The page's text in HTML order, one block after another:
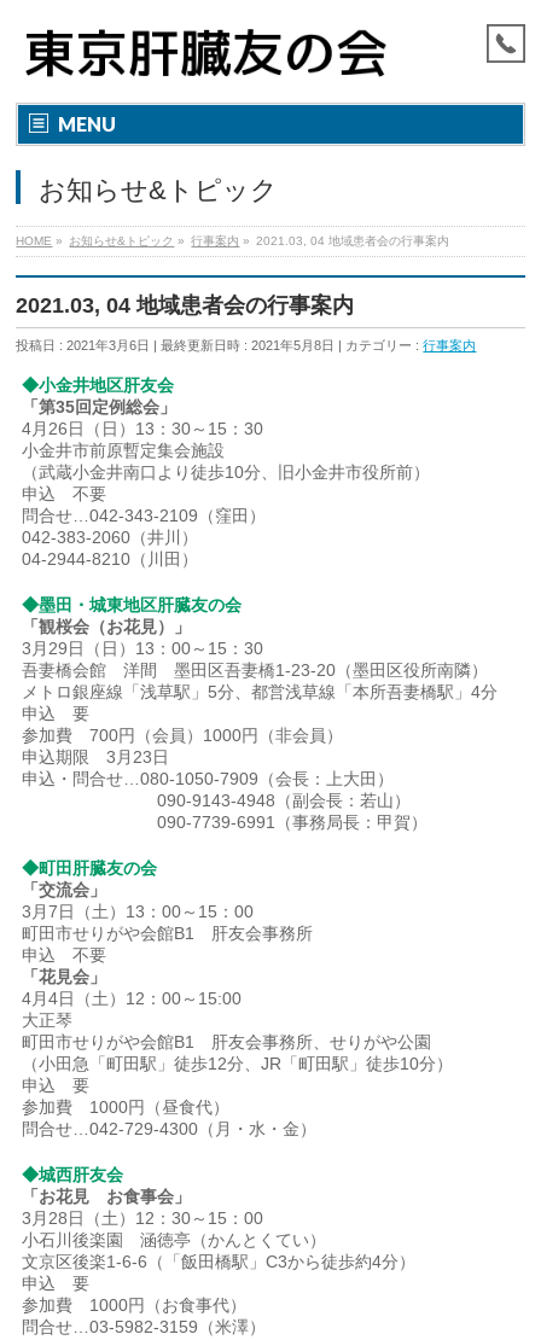
MENU
お知らせ&トピック
HOME » お知らせ&トピック » 行事案内 » 2021.03, 04 地域患者会の行事案内
2021.03, 04 地域患者会の行事案内
投稿日 : 2021年3月6日 最終更新日時 : 2021年5月8日 カテゴリー :行事案内
◆小金井地区肝友会
「第35回定例総会」
4月26日（日）13：30～15：30
小金井市前原暫定集会施設
（武蔵小金井南口より徒歩10分、旧小金井市役所前）
申込 不要
問合せ…042-343-2109（窪田）
042-383-2060（井川）
04-2944-8210（川田）
◆墨田・城東地区肝臓友の会
「観桜会（お花見）」
3月29日（日）13：00～15：30
吾妻橋会館 洋間 墨田区吾妻橋1-23-20（墨田区役所南隣）
メトロ銀座線「浅草駅」5分、都営浅草線「本所吾妻橋駅」4分
申込 要
参加費 700円（会員）1000円（非会員）
申込期限 3月23日
申込・問合せ…080-1050-7909（会長：上大田）
090-9143-4948（副会長：若山）
090-7739-6991（事務局長：甲賀）
◆町田肝臓友の会
「交流会」
3月7日（土）13：00～15：00
町田市せりがや会館B1 肝友会事務所
申込 不要
「花見会」
4月4日（土）12：00～15:00
大正琴
町田市せりがや会館B1 肝友会事務所、せりがや公園
（小田急「町田駅」徒歩12分、JR「町田駅」徒歩10分）
申込 要
参加費 1000円（昼食代）
問合せ…042-729-4300（月・水・金）
◆城西肝友会
「お花見 お食事会」
3月28日（土）12：30～15：00
小石川後楽園 涵徳亭（かんとくてい）
文京区後楽1-6-6（「飯田橋駅」C3から徒歩約4分）
申込 要
参加費 1000円（お食事代）
問合せ…03-5982-3159（米澤）